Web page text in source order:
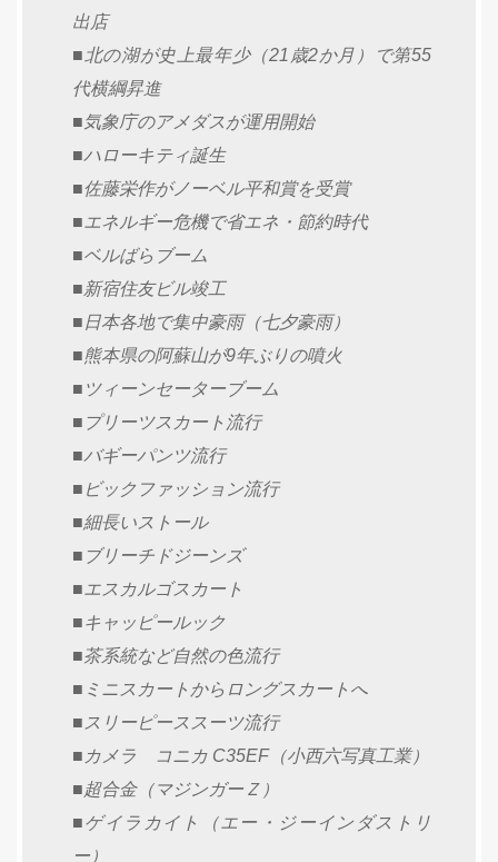
出店
■北の湖が史上最年少（21歳2か月）で第55
代横綱昇進
■気象庁のアメダスが運用開始
■ハローキティ誕生
■佐藤栄作がノーベル平和賞を受賞
■エネルギー危機で省エネ・節約時代
■ベルばらブーム
■新宿住友ビル竣工
■日本各地で集中豪雨（七夕豪雨）
■熊本県の阿蘇山が9年ぶりの噴火
■ツィーンセーターブーム
■プリーツスカート流行
■バギーパンツ流行
■ビックファッション流行
■細長いストール
■ブリーチドジーンズ
■エスカルゴスカート
■キャッピールック
■茶系統など自然の色流行
■ミニスカートからロングスカートへ
■スリーピーススーツ流行
■カメラ コニカ C35EF（小西六写真工業）
■超合金（マジンガーＺ）
■ゲイラカイト（エー・ジーインダストリ
ー）